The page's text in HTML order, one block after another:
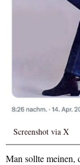
Screenshot via X
Man sollte meinen,